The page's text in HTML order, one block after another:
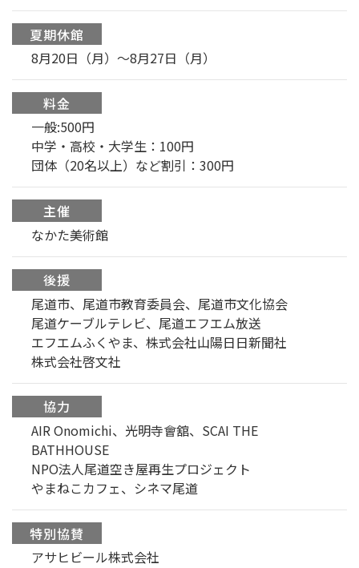
夏期休館
8月20日（月）〜8月27日（月）
料金
一般:500円
中学・高校・大学生：100円
団体（20名以上）など割引：300円
主催
なかた美術館
後援
尾道市、尾道市教育委員会、尾道市文化協会
尾道ケーブルテレビ、尾道エフエム放送
エフエムふくやま、株式会社山陽日日新聞社
株式会社啓文社
協力
AIR Onomichi、光明寺會舘、SCAI THE
BATHHOUSE
NPO法人尾道空き屋再生プロジェクト
やまねこカフェ、シネマ尾道
特別協賛
アサヒビール株式会社